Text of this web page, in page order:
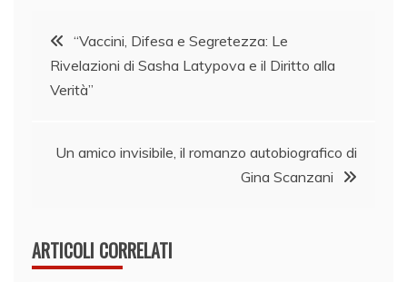
Navigazione
articoli
“Vaccini, Difesa e Segretezza: Le
Rivelazioni di Sasha Latypova e il Diritto alla
Verità”
Un amico invisibile, il romanzo autobiografico di
Gina Scanzani
ARTICOLI CORRELATI